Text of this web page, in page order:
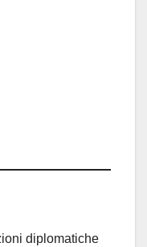
diplomatiche